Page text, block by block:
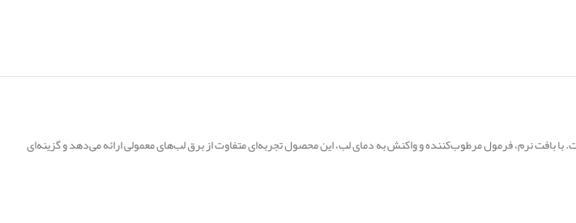
بافت نرم، فرمول مرطوب‌کننده و واکنش به دمای لب، این محصول تجربه‌ای متفاوت از برق لب‌های معمولی ارائه می‌دهد و گزینه‌ای